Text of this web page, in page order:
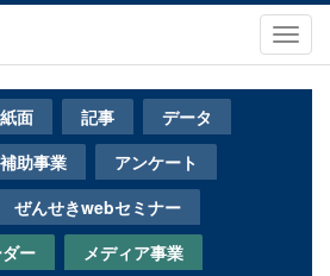
面 記事
データ
補助事業
アンケート
ぜんせきwebセミナー
ー
メディア事業